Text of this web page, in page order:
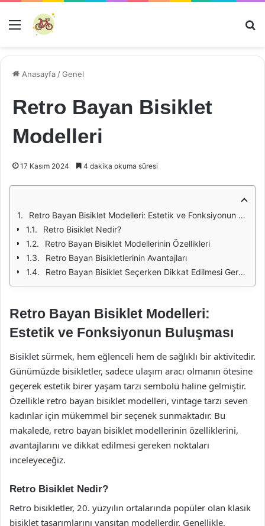
Menü
Anasayfa /Genel
Retro Bayan Bisiklet
Modelleri
17 Kasım 2024 4 dakika okuma süresi
Retro Bayan Bisiklet Modelleri: Estetik ve Fonksiyonun Buluşması
Retro Bisiklet Nedir?
Retro Bayan Bisiklet Modellerinin Özellikleri
Retro Bayan Bisikletlerinin Avantajları
Retro Bayan Bisiklet Seçerken Dikkat Edilmesi Gerekenler
Retro Bayan Bisiklet Modelleri:
Estetik ve Fonksiyonun Buluşması
Bisiklet sürmek, hem eğlenceli hem de sağlıklı bir aktivitedir.
Günümüzde bisikletler, sadece ulaşım aracı olmanın ötesine
geçerek estetik birer yaşam tarzı sembolü haline gelmiştir.
Özellikle retro bayan bisiklet modelleri, vintage tarzı seven
kadınlar için mükemmel bir seçenek sunmaktadır. Bu
makalede, retro bayan bisiklet modellerinin özelliklerini,
avantajlarını ve dikkat edilmesi gereken noktaları
inceleyeceğiz.
Retro Bisiklet Nedir?
Retro bisikletler, 20. yüzyılın ortalarında popüler olan klasik
bisiklet tasarımlarını yansıtan modellerdir. Genellikle,